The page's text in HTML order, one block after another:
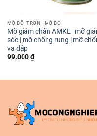
MỠ BÔI TRƠN - MỠ BÒ
Mỡ giảm chấn AMKE | mỡ
sóc | mỡ chống rung | mỡ
va đập
99.000₫